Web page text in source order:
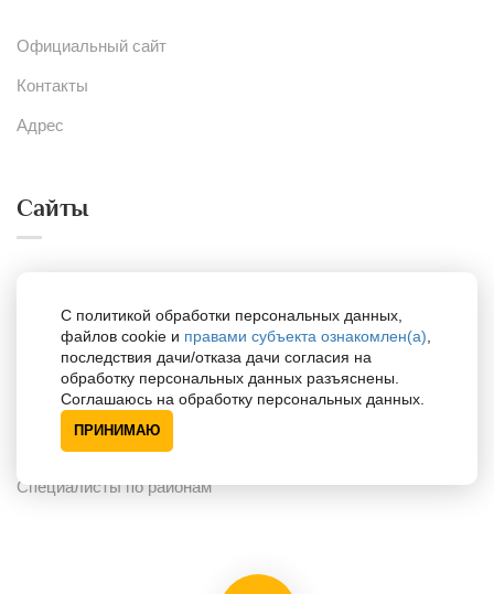
Официальный сайт
Контакты
Адрес
Сайты
Портал для одарённых детей
Поддержка
Специалисты по районам
С политикой обработки персональных данных,
файлов cookie и правами субъекта ознакомлен(а),
последствия дачи/отказа дачи согласия на
обработку персональных данных разъяснены.
Соглашаюсь на обработку персональных данных.
ПРИНИМАЮ